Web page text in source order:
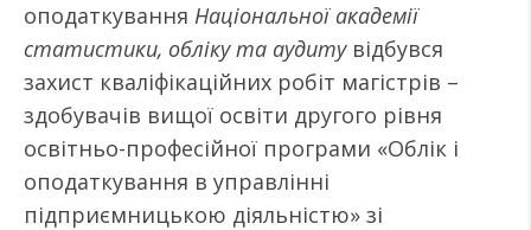
оподаткування Національної академії
статистики, обліку та аудитувідбувся
захист кваліфікаційних робіт магістрів –
здобувачів вищої освіти другого рівня
освітньо-професійної програми «Облік і
оподаткування в управлінні
підприємницькою діяльністю» зі